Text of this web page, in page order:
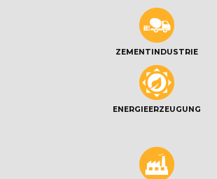
ZEMENTINDUSTRIE
ENERGIEERZEUGUNG